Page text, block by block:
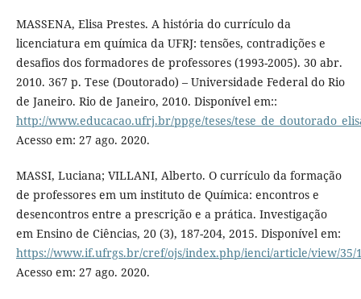
MASSENA, Elisa Prestes. A história do currículo da
licenciatura em química da UFRJ: tensões, contradições e
desafios dos formadores de professores (1993-2005). 30 abr.
2010. 367 p. Tese (Doutorado) – Universidade Federal do Rio
de Janeiro. Rio de Janeiro, 2010. Disponível em::
http://www.educacao.ufrj.br/ppge/teses/
Acesso em: 27 ago. 2020.
MASSI, Luciana; VILLANI, Alberto. O currículo da formação
de professores em um instituto de Química: encontros e
desencontros entre a prescrição e a prática. Investigação
em Ensino de Ciências, 20 (3), 187-204, 2015. Disponível em:
https://www.if.ufrgs.br/cref/ojs/index.php/ienci/article/view/35/
Acesso em: 27 ago. 2020.